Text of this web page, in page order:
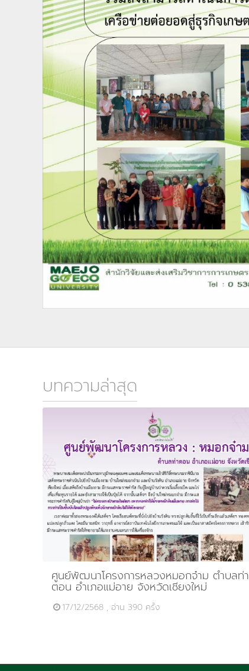
บทความล่าสุด
ศูนย์พัฒนาโครงการหลวงหมอกจ๋าม ตำบลท่า
ตอน อำเภอแม่อาย จังหวัดเชียงใหม่
17/12/2568 , อ่าน 390 ครั้ง